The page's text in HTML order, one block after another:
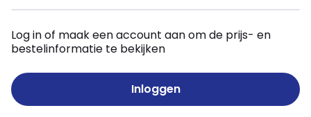
Log in of maak een account aan om de prijs- en
bestelinformatie te bekijken
Inloggen